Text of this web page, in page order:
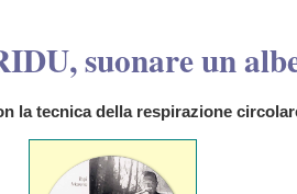
suonare un
la tecnica della respirazione